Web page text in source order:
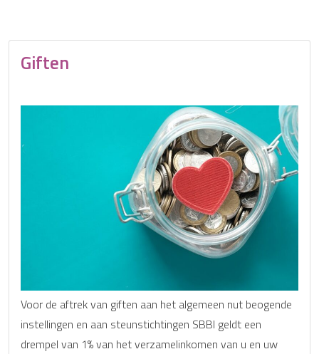
Giften
Voor de aftrek van giften aan het algemeen nut beogende
instellingen en aan steunstichtingen SBBI geldt een
drempel van 1% van het verzamelinkomen van u en uw